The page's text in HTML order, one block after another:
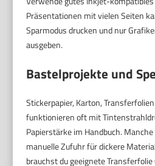
Präsentationen mit vielen Seiten
Sparmodus drucken und nur
ausgeben.
Bastelprojekte und
Stickerpapier, Karton,
funktionieren oft mit
Papierstärke im Handbuch.
manuelle Zufuhr für dickere
brauchst du geeignete